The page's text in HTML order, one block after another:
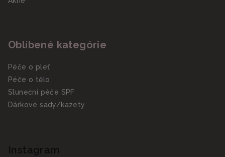
Oblíbené kategórie
Péče o pleť
Péče o tělo
Sluneční péče SPF
Dárkové sady/kazety
Instagram